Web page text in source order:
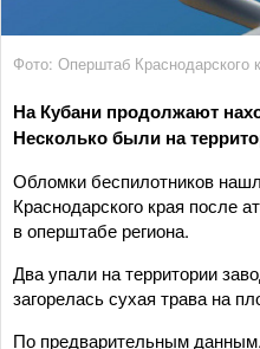
Фото: Оперштаб Краснодарского
На Кубани продолжают
Несколько были на
Обломки беспилотников
Краснодарского края после
в оперштабе региона.
Два упали на территории
загорелась сухая трава на
По предварительным